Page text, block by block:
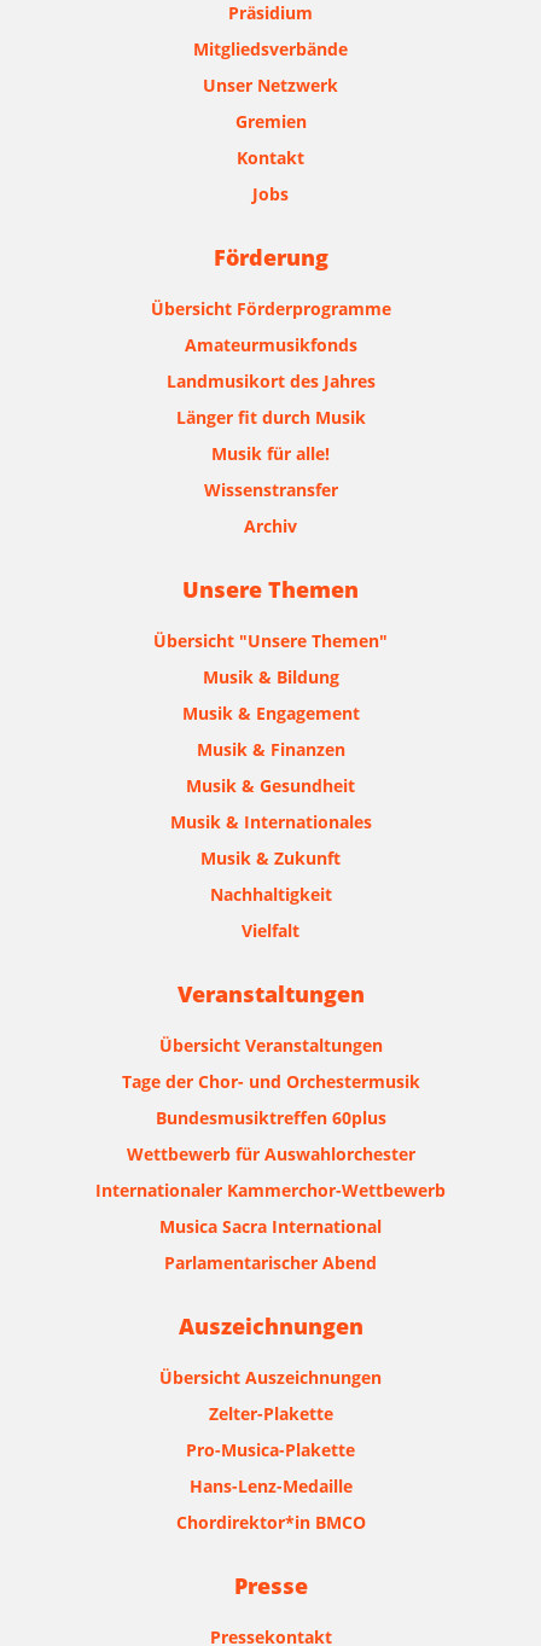
Präsidium
Mitgliedsverbände
Unser Netzwerk
Gremien
Kontakt
Jobs
Förderung
Übersicht Förderprogramme
Amateurmusikfonds
Landmusikort des Jahres
Länger fit durch Musik
Musik für alle!
Wissenstransfer
Archiv
Unsere Themen
Übersicht "Unsere Themen"
Musik & Bildung
Musik & Engagement
Musik & Finanzen
Musik & Gesundheit
Musik & Internationales
Musik & Zukunft
Nachhaltigkeit
Vielfalt
Veranstaltungen
Übersicht Veranstaltungen
Tage der Chor- und Orchestermusik
Bundesmusiktreffen 60plus
Wettbewerb für Auswahlorchester
Internationaler Kammerchor-Wettbewerb
Musica Sacra International
Parlamentarischer Abend
Auszeichnungen
Übersicht Auszeichnungen
Zelter-Plakette
Pro-Musica-Plakette
Hans-Lenz-Medaille
Chordirektor*in BMCO
Presse
Pressekontakt